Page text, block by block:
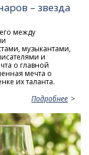
– звезда
между
музыкантами,
и
о главной
мечта о
их таланта.
Подробнее